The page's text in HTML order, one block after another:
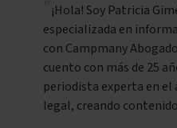
¡Hola! Soy Patricia
especializada en
con Campmany
cuento con más de 25
periodista experta en el
legal, creando